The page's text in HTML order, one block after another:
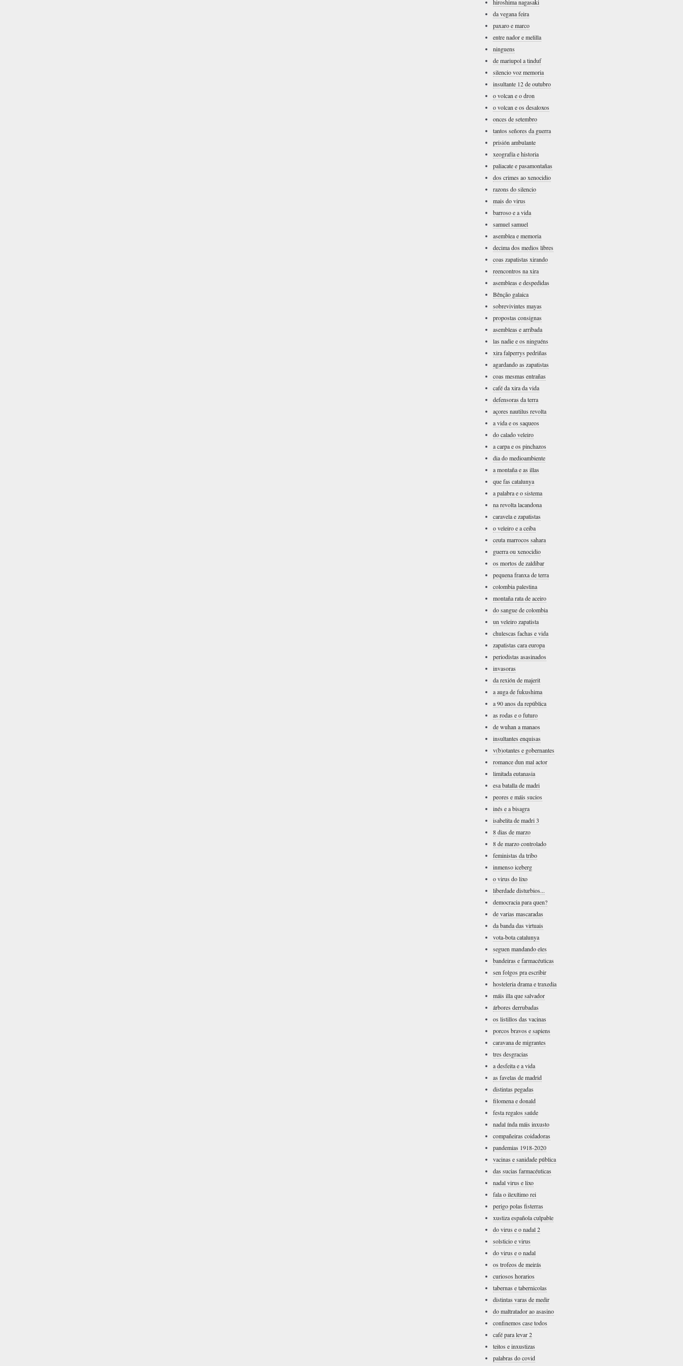
hiroshima nagasaki
da vegana feira
paxaro e marco
entre nador e melilla
ninguens
de mariupol a tinduf
silencio voz memoria
insultante 12 de outubro
o volcan e o dron
o volcan e os desaloxos
onces de setembro
tantos señores da guerra
prisión ambulante
xeografía e historia
paliacate e pasamontañas
dos crimes ao xenocidio
razons do silencio
mais do virus
barroso e a vida
samuel samuel
asemblea e memoria
decima dos medios libres
coas zapatistas xirando
reencontros na xira
asembleas e despedidas
Bênção galaica
sobrevivintes mayas
propostas consignas
asembleas e arribada
las nadie e os ninguéns
xira falperrys pedriñas
agardando as zapatistas
coas mesmas entrañas
café da xira da vida
defensoras da terra
açores nautilus revolta
a vida e os saqueos
do calado veleiro
a carpa e os pinchazos
dia do medioambiente
a montaña e as illas
que fas catalunya
a palabra e o sistema
na revolta lacandona
caravela e zapatistas
o veleiro e a ceiba
ceuta marrocos sahara
guerra ou xenocidio
os mortos de zaldibar
pequena franxa de terra
colombia palestina
montaña rata de aceiro
do sangue de colombia
un veleiro zapatista
chulescas fachas e vida
zapatistas cara europa
periodistas asasinados
invasoras
da rexión de majerit
a auga de fukushima
a 90 anos da república
as rodas e o futuro
de wuhan a manaos
insultantes enquisas
v(b)otantes e gobernantes
romance dun mal actor
limitada eutanasia
esa batalla de madri
peores e máis sucios
inés e a bisagra
isabelita de madri 3
8 dias de marzo
8 de marzo controlado
feministas da tribo
inmenso iceberg
o virus do lixo
liberdade disturbios...
democracia para quen?
de varias mascaradas
da banda das virtuais
vota-bota catalunya
seguen mandando eles
bandeiras e farmacéuticas
sen folgos pra escribir
hosteleria drama e traxedia
máis illa que salvador
árbores derrubadas
os listillos das vacinas
porcos bravos e sapiens
caravana de migrantes
tres desgracias
a desfeita e a vida
as favelas de madrid
distintas pegadas
filomena e donald
festa regalos saúde
nadal índa máis inxusto
compañeiras coidadoras
pandemias 1918-2020
vacinas e sanidade pública
das sucias farmacéuticas
nadal virus e lixo
fala o ilexítimo rei
perigo polas fisterras
xustiza española culpable
do virus e o nadal 2
solsticio e virus
do virus e o nadal
os trofeos de meirás
curiosos horarios
tabernas e tabernicolas
distintas varas de medir
do maltratador ao asasino
confinemos case todos
café para levar 2
teitos e inxustizas
palabras do covid